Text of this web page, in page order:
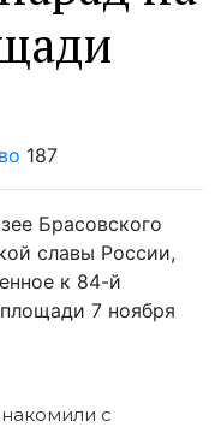
187
Брасовского
славы России,
к 84-й
7 ноября
с